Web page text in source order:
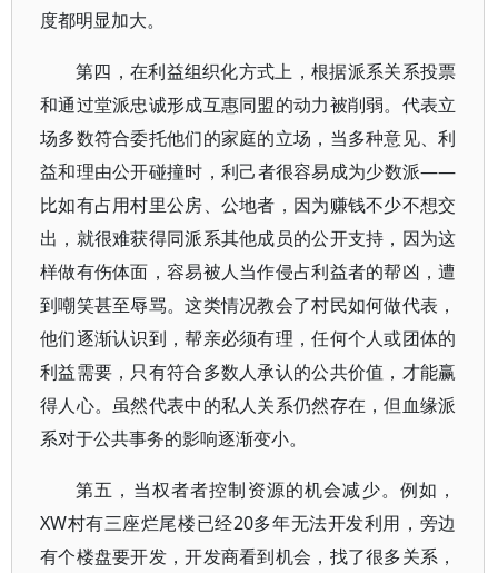
度都明显加大。
第四，在利益组织化方式上，根据派系关系投票
和通过堂派忠诚形成互惠同盟的动力被削弱。代表立
场多数符合委托他们的家庭的立场，当多种意见、利
益和理由公开碰撞时，利己者很容易成为少数派——
比如有占用村里公房、公地者，因为赚钱不少不想交
出，就很难获得同派系其他成员的公开支持，因为这
样做有伤体面，容易被人当作侵占利益者的帮凶，遭
到嘲笑甚至辱骂。这类情况教会了村民如何做代表，
他们逐渐认识到，帮亲必须有理，任何个人或团体的
利益需要，只有符合多数人承认的公共价值，才能赢
得人心。虽然代表中的私人关系仍然存在，但血缘派
系对于公共事务的影响逐渐变小。
第五，当权者者控制资源的机会减少。例如，
XW村有三座烂尾楼已经20多年无法开发利用，旁边
有个楼盘要开发，开发商看到机会，找了很多关系，